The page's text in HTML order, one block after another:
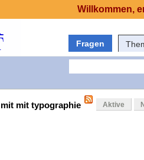
Fragen
mit typographie Aktive
Willkommen,